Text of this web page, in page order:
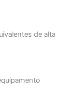
de alta